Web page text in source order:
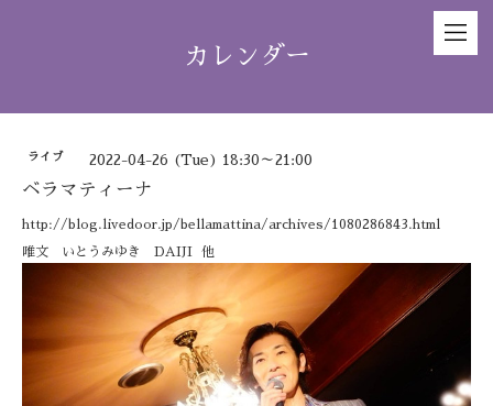
カレンダー
ライブ 2022-04-26 (Tue) 18:30～21:00
ベラマティーナ
http://blog.livedoor.jp/bellamattina/archives/1080286843.html
唯文 いとうみゆき DAIJI 他